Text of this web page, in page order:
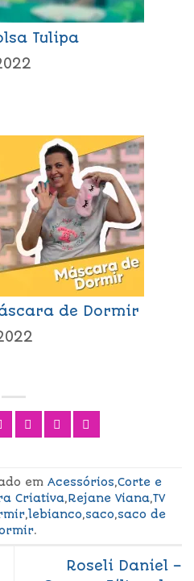
Tulipa
de Dormir
em Acessórios,Corte e
Criativa,Rejane Viana,TV
,lebianco,saco,saco de
.
Roseli Daniel –